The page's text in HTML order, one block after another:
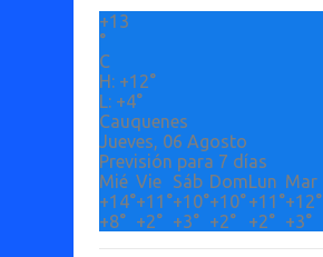
+13
°
C
H: +12°
L: +4°
Cauquenes
Jueves, 06 Agosto
Previsión para 7 días
Mié Vie Sáb DomLun Mar
+14°+11°+10°+10°+11°+12°
+8° +2° +3° +2° +2° +3°